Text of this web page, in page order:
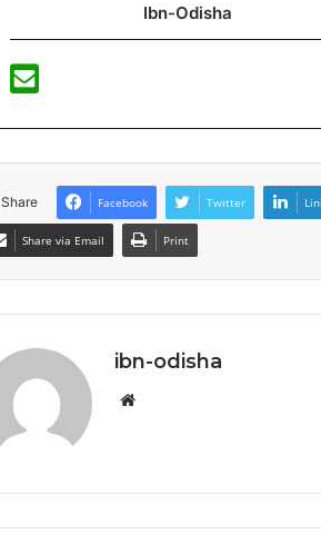
Ibn-Odisha
Share Facebook Twitter
Share via Email Print
ibn-odisha
Website